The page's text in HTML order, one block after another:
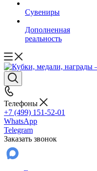
Сувениры
Дополненная
реальность
Телефоны
+7 (499) 151-52-01
WhatsApp
Telegram
Заказать звонок